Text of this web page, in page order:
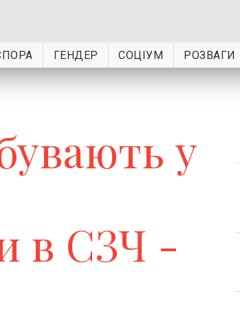
ГЕНДЕР СОЦІУМ РОЗВАГИ
у
в СЗЧ -